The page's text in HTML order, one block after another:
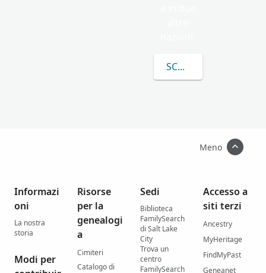
SCOPRI DI PIÙ SU
Meno
Informazi
oni
La nostra
storia
Modi per
Risorse
per la
genealogi
a
Cimiteri
Catalogo di
Sedi
Biblioteca
FamilySearch
di Salt Lake
City
Trova un
centro
FamilySearch
Accesso a
siti terzi
Ancestry
MyHeritage
FindMyPast
Geneanet